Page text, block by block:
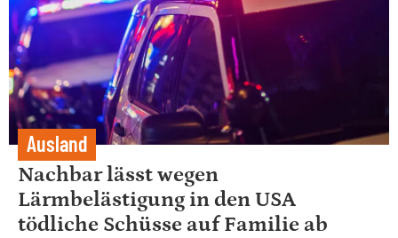
Ausland
Nachbar lässt wegen
Lärmbelästigung in den USA
tödliche Schüsse auf Familie ab